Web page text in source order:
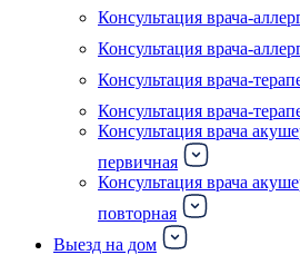
Консультация врача-
Консультация врача-
Консультация врача-
Консультация врача-
Консультация врача
первичная
Консультация врача
повторная
Выезд на дом